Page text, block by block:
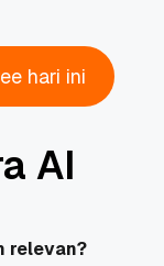
hari ini
AI
relevan?